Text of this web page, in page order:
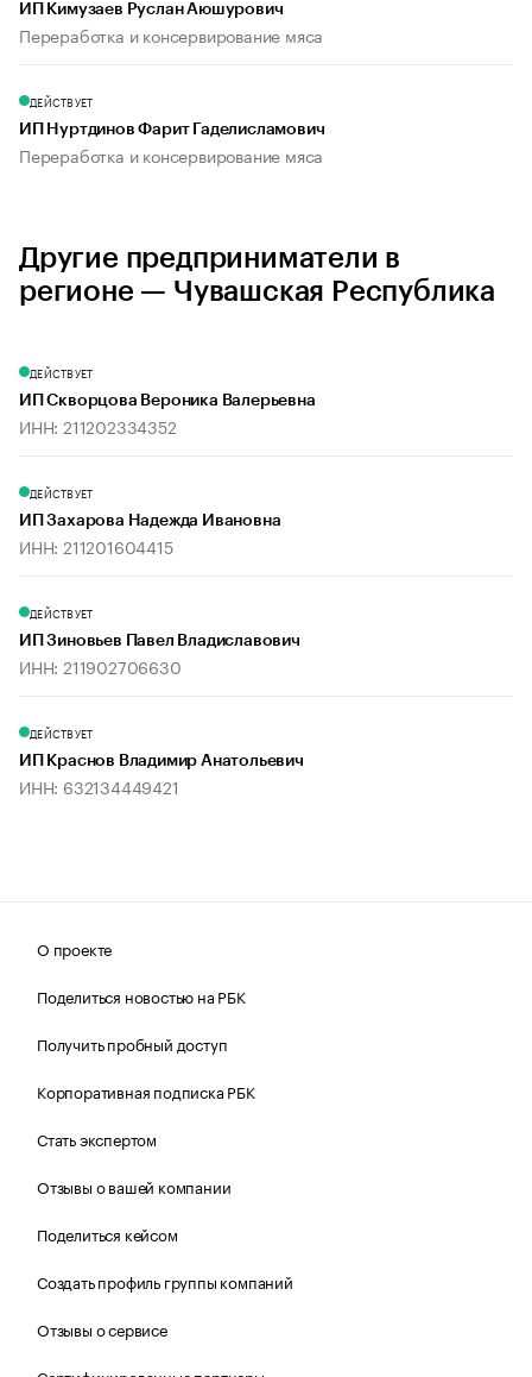
ИП Кимузаев Руслан Аюшурович
Переработка и консервирование мяса
ДЕЙСТВУЕТ
ИП Нуртдинов Фарит Гаделисламович
Переработка и консервирование мяса
Другие предприниматели в
регионе — Чувашская Республика
ДЕЙСТВУЕТ
ИП Скворцова Вероника Валерьевна
ИНН: 211202334352
ДЕЙСТВУЕТ
ИП Захарова Надежда Ивановна
ИНН: 211201604415
ДЕЙСТВУЕТ
ИП Зиновьев Павел Владиславович
ИНН: 211902706630
ДЕЙСТВУЕТ
ИП Краснов Владимир Анатольевич
ИНН: 632134449421
О проекте
Поделиться новостью на РБК
Получить пробный доступ
Корпоративная подписка РБК
Стать экспертом
Отзывы о вашей компании
Поделиться кейсом
Создать профиль группы компаний
Отзывы о сервисе